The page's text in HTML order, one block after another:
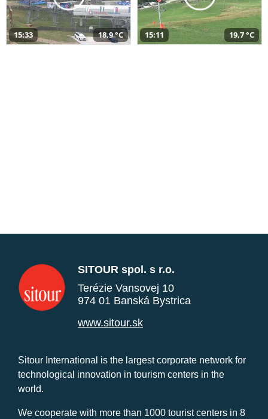
15:33 18,9 °C 15:11 19,7 °C
SITOUR spol. s r.o.
Terézie Vansovej 10
974 01 Banská Bystrica
www.sitour.sk
Sitour International is the largest corporate network for
technological innovation in tourism centers in the
world.
We cooperate with more than 1000 tourist centers in 8